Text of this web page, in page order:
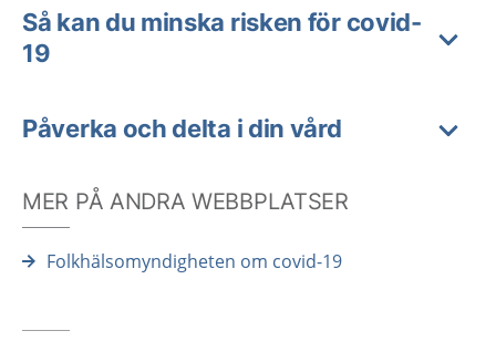
Så kan du minska risken för covid-
19
Påverka och delta i din vård
MER PÅ ANDRA WEBBPLATSER
Folkhälsomyndigheten om covid-19